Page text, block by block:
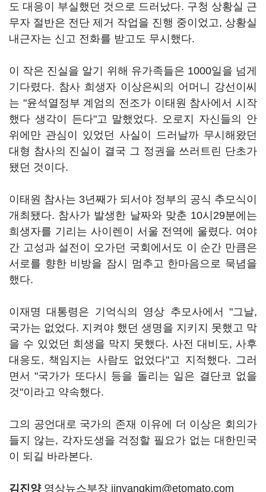
도 대응이 부실했던 것으로 드러났다. 구청 상황실 근
무자 절반은 전단 제거 작업을 진행 중이었고, 상황실
내근자는 신고 전화를 받고도 무시했다.
이 작은 진실을 알기 위해 유가족들은 1000일을 넘게
기다렸다. 참사 희생자 이상은씨의 어머니 강선이씨
는 "윤석열정부 계엄의 전조가 이태원 참사에서 시작
했다 생각이 든다"고 말했었다. 오로지 자신들의 안
위에만 관심이 있었던 사실이 드러날까 무시해왔던
대형 참사의 진실이 결국 그 정권을 쓰러트린 단초가
됐던 것이다.
이태원 참사는 3년째가 되서야 정부의 공식 추모식이
개최됐다. 참사가 발생한 날짜와 맞춘 10시29분에는
희생자를 기리는 사이렌이 서울 전역에 울렸다. 여야
간 고성과 설전이 오가던 국회에서도 이 순간 만큼은
서로를 향한 비방을 잠시 멈추고 한마음으로 묵념을
했다.
이재명 대통령은 기억식의 영상 추모사에서 "그날,
국가는 없었다. 지켜야 했던 생명을 지키지 못했고 막
을 수 있었던 희생을 막지 못했다. 사전 대비도, 사후
대응도, 책임지는 사람도 없었다"고 지적했다. 그러
면서 "국가가 또다시 등을 돌리는 일은 결단코 없을
것"이라고 약속했다.
그의 공언대로 국가의 존재 이유에 더 이상은 회의가
들지 않는, 각자도생을 걱정할 필요가 없는 대한민국
이 되길 바라본다.
김진양영상뉴스부장 jinyangkim@etomato.com